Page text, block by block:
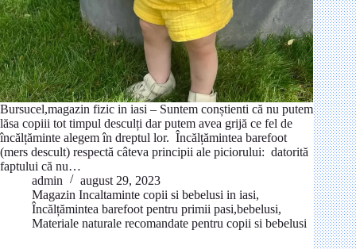
Bursucel,magazin fizic in iasi – Suntem conștienti că nu putem
lăsa copiii tot timpul desculți dar putem avea grijă ce fel de
încălțăminte alegem în dreptul lor. Încălțămintea barefoot
(mers descult) respectă câteva principii ale piciorului: datorită
faptului că nu…
admin
august 29, 2023
Magazin Incaltaminte copii si bebelusi in iasi,
Încălțămintea barefoot pentru primii pasi,bebelusi,
Materiale naturale recomandate pentru copii si bebelusi